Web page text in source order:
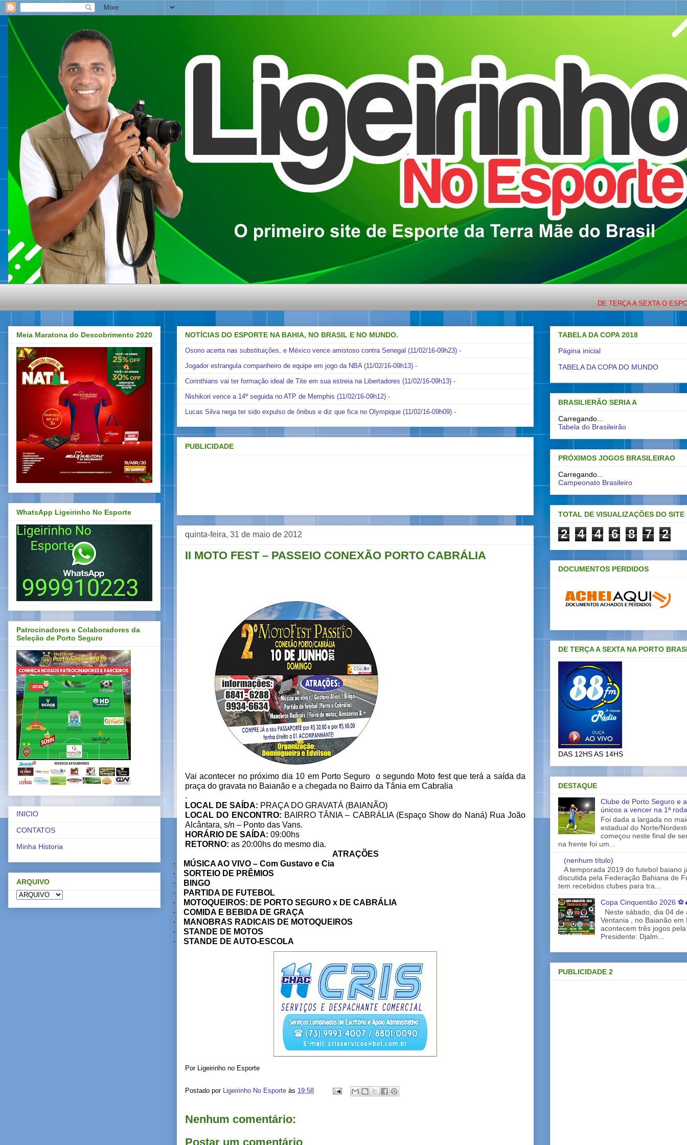
DE TERÇA A SEXTA O ESPORTE
NOTÍCIAS DO ESPORTE NA BAHIA, NO BRASIL E NO MUNDO.
Osorio acerta nas substituições, e México vence amistoso contra Senegal (11/02/16-09h23) -
Jogador estrangula companheiro de equipe em jogo da NBA (11/02/16-09h13) -
Corinthians vai ter formação ideal de Tite em sua estreia na Libertadores (11/02/16-09h13) -
Nishikori vence a 14ª seguida no ATP de Memphis (11/02/16-09h12) -
Lucas Silva nega ter sido expulso de ônibus e diz que fica no Olympique (11/02/16-09h09) -
PUBLICIDADE
quinta-feira, 31 de maio de 2012
II MOTO FEST – PASSEIO CONEXÃO PORTO CABRÁLIA
Vai acontecer no próximo dia 10 em Porto Seguro o segundo Moto fest que terá a saída da
praça do gravata no Baianão e a chegada no Bairro da Tânia em Cabralia
.
LOCAL DE SAÍDA: PRAÇA DO GRAVATÁ (BAIANÃO)
LOCAL DO ENCONTRO: BAIRRO TÂNIA – CABRÁLIA (Espaço Show do Naná) Rua João
Alcântara, s/n – Ponto das Vans.
HORÁRIO DE SAÍDA: 09:00hs
RETORNO: as 20:00hs do mesmo dia.
ATRAÇÕES
·
MÚSICA AO VIVO – Com Gustavo e Cia
·
SORTEIO DE PRÊMIOS
·
BINGO
·
PARTIDA DE FUTEBOL
·
MOTOQUEIROS: DE PORTO SEGURO x DE CABRÁLIA
·
COMIDA E BEBIDA DE GRAÇA
·
MANOBRAS RADICAIS DE MOTOQUEIROS
·
STANDE DE MOTOS
·
STANDE DE AUTO-ESCOLA
Por Ligeirinho no Esporte
Postado por Ligeirinho No Esporte às 19:58
Nenhum comentário:
Postar um comentário
Meia Maratona do Descobrimento 2020
WhatsApp Ligeirinho No Esporte
Patrocinadores e Colaboradores da
Seleção de Porto Seguro
INICIO
CONTATOS
Minha Historia
ARQUIVO
TABELA DA COPA 2018
Página inicial
TABELA DA COPA DO MUNDO
BRASILIERÃO SERIA A
Carregando...
Tabela do Brasileirão
PRÓXIMOS JOGOS BRASILEIRAO
Carregando...
Campeonato Brasileiro
TOTAL DE VISUALIZAÇÕES DO SITE
2 4 4 6 8 7 2
DOCUMENTOS PERDIDOS
DE TERÇA A SEXTA NA PORTO
DAS 12HS AS 14HS
DESTAQUE
Clube de Porto Seguro e
únicos a vencer na 1ª
Foi dada a largada no
estadual do Norte/
começou neste final de
na frente foi um...
(nenhum título)
A temporada 2019 do futebol baiano
discutida pela Federação Bahiana de
tem recebidos clubes para tra...
Copa Cinquentão 2026
Neste sábado, dia 04 de
Ventania , no Baianão em
acontecem três jogos
Presidente: Djalm...
PUBLICIDADE 2